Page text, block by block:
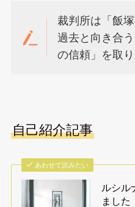
裁判所は「飯
過去と向き合
の信頼」を取
自己紹介記事
あわせて読みたい
ルシル
ました